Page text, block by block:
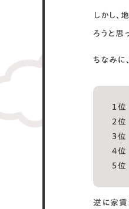
しかし、
ろうと思
ちなみに
１
２
３
４
５
逆に家賃